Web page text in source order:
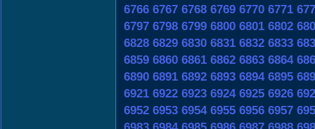
6766 6767 6768 6769 6770 6771
6797 6798 6799 6800 6801 6802
6828 6829 6830 6831 6832 6833
6859 6860 6861 6862 6863 6864
6890 6891 6892 6893 6894 6895
6921 6922 6923 6924 6925 6926
6952 6953 6954 6955 6956 6957